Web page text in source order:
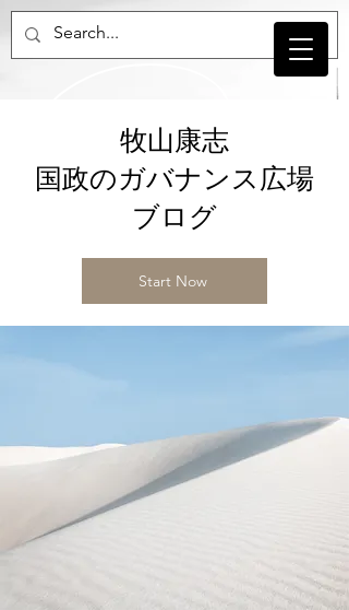
牧山康志
国政のガバナンス広場
​ブログ
Start Now